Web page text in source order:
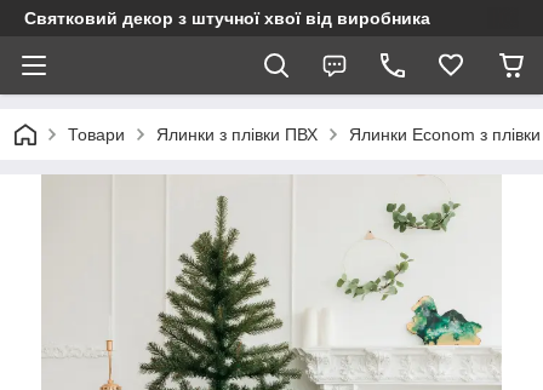
Святковий декор з штучної хвої від виробника
Товари Ялинки з плівки ПВХ Ялинки Econom з плівки